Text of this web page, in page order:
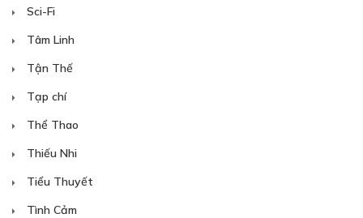
Sci-Fi
Tâm Linh
Tận Thế
Tạp chí
Thể Thao
Thiếu Nhi
Tiểu Thuyết
Tình Cảm